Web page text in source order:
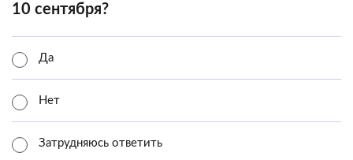
10 сентября?
Да
Нет
Затрудняюсь ответить